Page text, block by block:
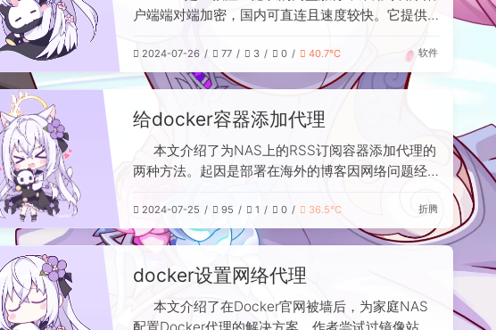
户端端对端加密，国内可直连且速度较快。它提供多
简洁；网页端额外提供笔记、聊天及文件分享链接生
成等功能。新用户注册即赠10GB空间，通过邀请链
得30GB，总计可免费获取50GB存储空间。目前官
工具中，进一步提升实用性。
2024-07-26 77 3 0 40.7℃ 软件
给docker容器添加代理
本文介绍了为NAS上的RSS订阅容器添加代理的
两种方法。起因是部署在海外的博客因网络问题经常
1panel面板中编辑容器，直接添加http_proxy和
https_proxy环境变量；第二种是通过命令行，在运
单有效，可快速实现容器网络代理。
2024-07-25 95 1 0 36.5℃ 折腾
docker设置网络代理
本文介绍了在Docker官网被墙后，为家庭NAS